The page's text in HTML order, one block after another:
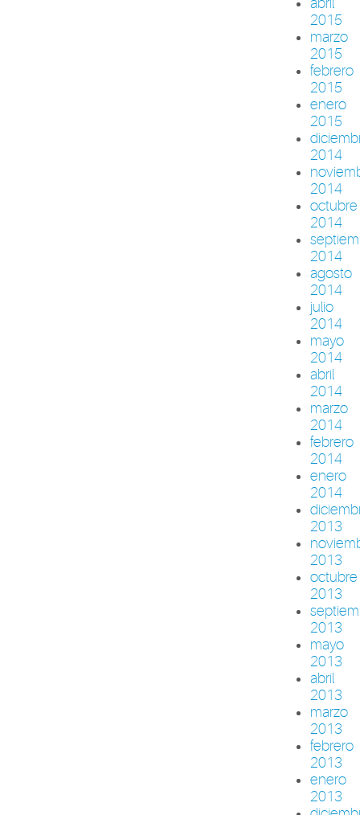
2015
marzo
2015
febrero
2015
enero
2015
2014
2014
octubre
2014
2014
agosto
2014
julio
2014
mayo
2014
abril
2014
marzo
2014
febrero
2014
enero
2014
2013
2013
octubre
2013
2013
mayo
2013
abril
2013
marzo
2013
febrero
2013
enero
2013